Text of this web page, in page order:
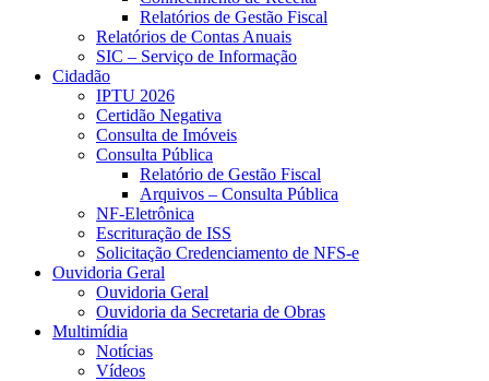
Relatórios de Gestão Fiscal
Relatórios de Contas Anuais
SIC – Serviço de Informação
Cidadão
IPTU 2026
Certidão Negativa
Consulta de Imóveis
Consulta Pública
Relatório de Gestão Fiscal
Arquivos – Consulta Pública
NF-Eletrônica
Escrituração de ISS
Solicitação Credenciamento de NFS-e
Ouvidoria Geral
Ouvidoria Geral
Ouvidoria da Secretaria de Obras
Multimídia
Notícias
Vídeos